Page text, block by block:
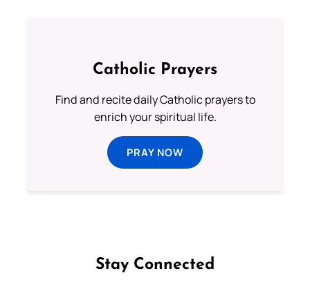
Catholic Prayers
Find and recite daily Catholic prayers to
enrich your spiritual life.
PRAY NOW
Stay Connected